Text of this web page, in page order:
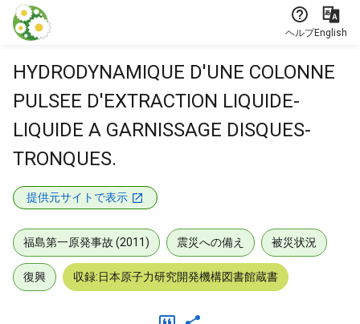
本文に飛ぶ
ヘルプEnglish
HYDRODYNAMIQUE D'UNE COLONNE
PULSEE D'EXTRACTION LIQUIDE-
LIQUIDE A GARNISSAGE DISQUES-
TRONQUES.
提供元サイトで表示
福島第一原発事故 (2011) 震災への備え 被災状況
復興 収録:日本原子力研究開発機構図書館蔵書